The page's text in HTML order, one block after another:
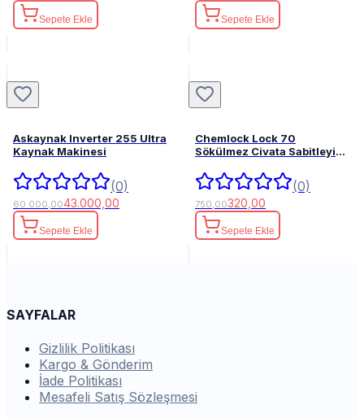
Sepete Ekle Sepete Ekle
Askaynak Inverter 255 Ultra
Kaynak Makinesi
(0)
60.000,0043.000,00
Sepete Ekle
Chemlock Lock 70
Sökülmez Civata Sabitleyici
(0)
750,00320,00
Sepete Ekle
SAYFALAR
Gizlilik Politikası
Kargo & Gönderim
İade Politikası
Mesafeli Satış Sözleşmesi